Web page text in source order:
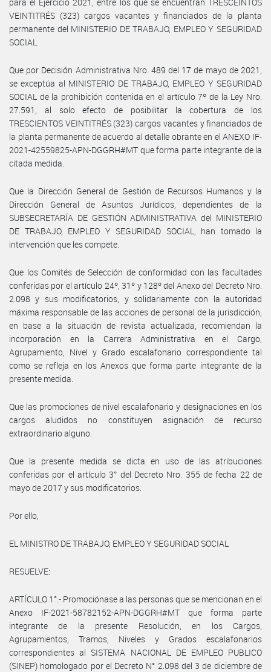
VEINTITRÉS (323) cargos vacantes y financiados de la planta
permanente del MINISTERIO DE TRABAJO, EMPLEO Y SEGURIDAD
SOCIAL.
Que por Decisión Administrativa Nro. 489 del 17 de mayo de 2021,
se exceptúa al MINISTERIO DE TRABAJO, EMPLEO Y SEGURIDAD
SOCIAL de la prohibición contenida en el artículo 7º de la Ley Nro.
27.591, al solo efecto de posibilitar la cobertura de los
TRESCIENTOS VEINTITRÉS (323) cargos vacantes y financiados de
la planta permanente de acuerdo al detalle obrante en el ANEXO IF-
2021-42559825-APN-DGGRH#MT que forma parte integrante de la
citada medida.
Que la Dirección General de Gestión de Recursos Humanos y la
Dirección General de Asuntos Jurídicos, dependientes de la
SUBSECRETARÍA DE GESTIÓN ADMINISTRATIVA del MINISTERIO
DE TRABAJO, EMPLEO Y SEGURIDAD SOCIAL, han tomado la
intervención que les compete.
Que los Comités de Selección de conformidad con las facultades
conferidas por el artículo 24º, 31º y 128º del Anexo del Decreto Nro.
2.098 y sus modificatorios, y solidariamente con la autoridad
máxima responsable de las acciones de personal de la jurisdicción,
en base a la situación de revista actualizada, recomiendan la
incorporación en la Carrera Administrativa en el Cargo,
Agrupamiento, Nivel y Grado escalafonario correspondiente tal
como se refleja en los Anexos que forma parte integrante de la
presente medida.
Que las promociones de nivel escalafonario y designaciones en los
cargos aludidos no constituyen asignación de recurso
extraordinario alguno.
Que la presente medida se dicta en uso de las atribuciones
conferidas por el artículo 3° del Decreto Nro. 355 de fecha 22 de
mayo de 2017 y sus modificatorios.
Por ello,
EL MINISTRO DE TRABAJO, EMPLEO Y SEGURIDAD SOCIAL
RESUELVE:
ARTÍCULO 1°.- Promociónase a las personas que se mencionan en el
Anexo IF-2021-58782152-APN-DGGRH#MT que forma parte
integrante de la presente Resolución, en los Cargos,
Agrupamientos, Tramos, Niveles y Grados escalafonarios
correspondientes al SISTEMA NACIONAL DE EMPLEO PUBLICO
(SINEP) homologado por el Decreto N° 2.098 del 3 de diciembre de